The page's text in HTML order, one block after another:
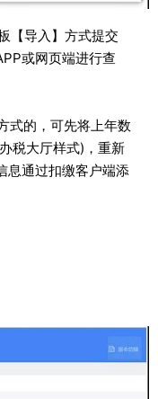
【导入】方式提交
或网页端进行查
式的，可先将上年数
税大厅样式)，重新
息通过扣缴客户端添